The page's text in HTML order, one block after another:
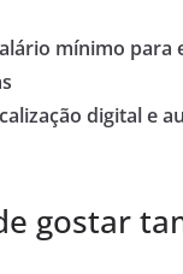
mínimo para
digital e
gostar